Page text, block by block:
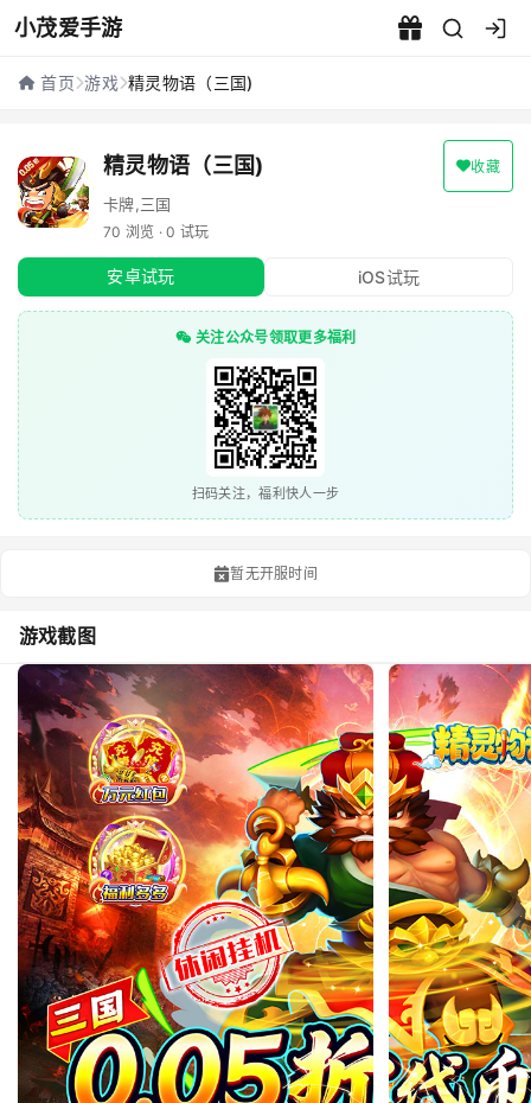
小茂爱手游
精灵物语（三国) - 小茂爱手游
首页 游戏 精灵物语（三国)
精灵物语（三国) 收藏
卡牌,三国
70 浏览 · 0 试玩
安卓试玩 iOS试玩
关注公众号领取更多福利
扫码关注，福利快人一步
暂无开服时间
游戏截图